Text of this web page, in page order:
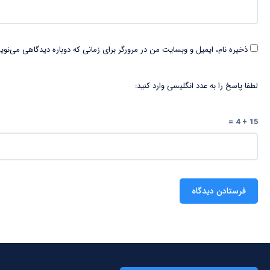
ذخیره نام، ایمیل و وبسایت من در مرورگر برای زمانی که دوباره دیدگاهی
لطفا پاسخ را به عدد انگلیسی وارد کنید:
15 + 4 =